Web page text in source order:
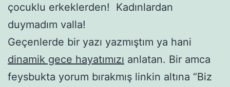
çocuklu erkeklerden! Kadınlardan
duymadım valla!
Geçenlerde bir yazı yazmıştım ya hani
dinamik gece hayatımızı anlatan. Bir amca
feysbukta yorum bırakmış linkin altına “Biz